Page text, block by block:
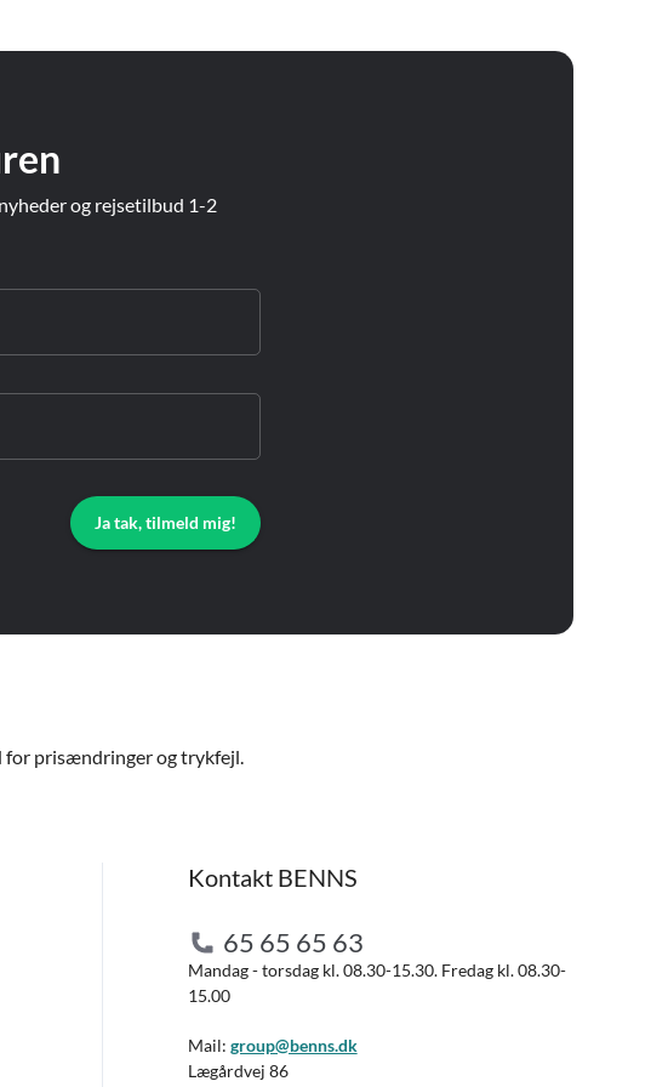
og rejsetilbud 1-2
Ja tak, tilmeld mig!
for prisændringer og trykfejl.
Kontakt BENNS
65 65 65 63
Mandag - torsdag kl. 08.30-15.30. Fredag kl. 08.30-
15.00
Mail: group@benns.dk
Lægårdvej 86